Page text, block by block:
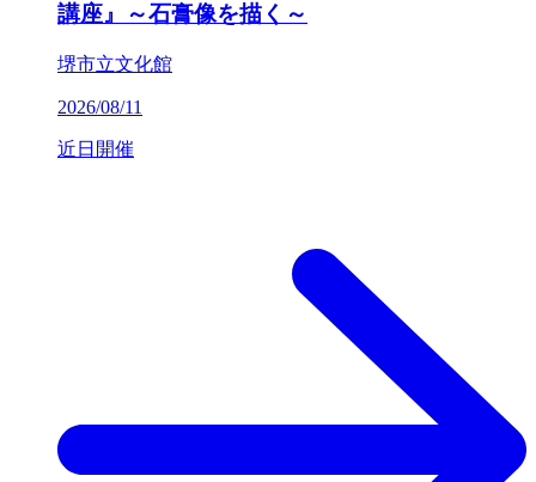
講座』～石膏像を描く～
堺市立文化館
2026/08/11
近日開催